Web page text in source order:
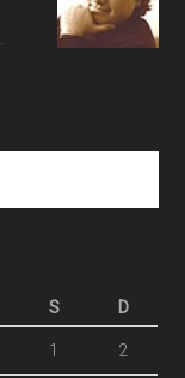
S D
1 2